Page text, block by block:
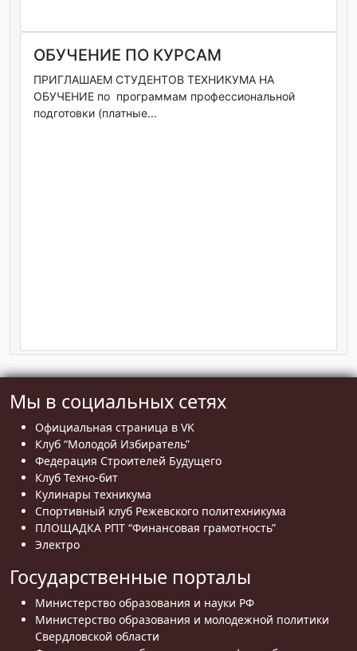
ОБУЧЕНИЕ ПО КУРСАМ
ПРИГЛАШАЕМ СТУДЕНТОВ ТЕХНИКУМА НА
ОБУЧЕНИЕ по программам профессиональной
подготовки (платные...
Мы в социальных сетях
Официальная страница в VK
Клуб “Молодой Избиратель”
Федерация Строителей Будущего
Клуб Техно-бит
Кулинары техникума
Спортивный клуб Режевского политехникума
ПЛОЩАДКА РПТ “Финансовая грамотность”
Электро
Государственные порталы
Министерство образования и науки РФ
Министерство образования и молодежной политики
Свердловской области